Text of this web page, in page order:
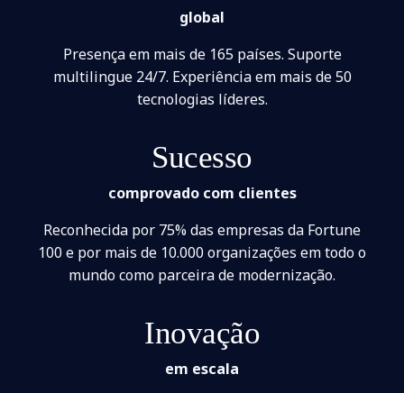
global
Presença em mais de 165 países. Suporte
multilingue 24/7. Experiência em mais de 50
tecnologias líderes.
Sucesso
comprovado com clientes
Reconhecida por 75% das empresas da Fortune
100 e por mais de 10.000 organizações em todo o
mundo como parceira de modernização.
Inovação
em escala